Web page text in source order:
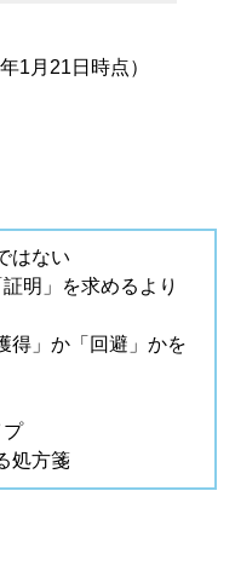
1月21日時点）
はない
明」を求めるより
得」か「回避」かを
プ
処方箋